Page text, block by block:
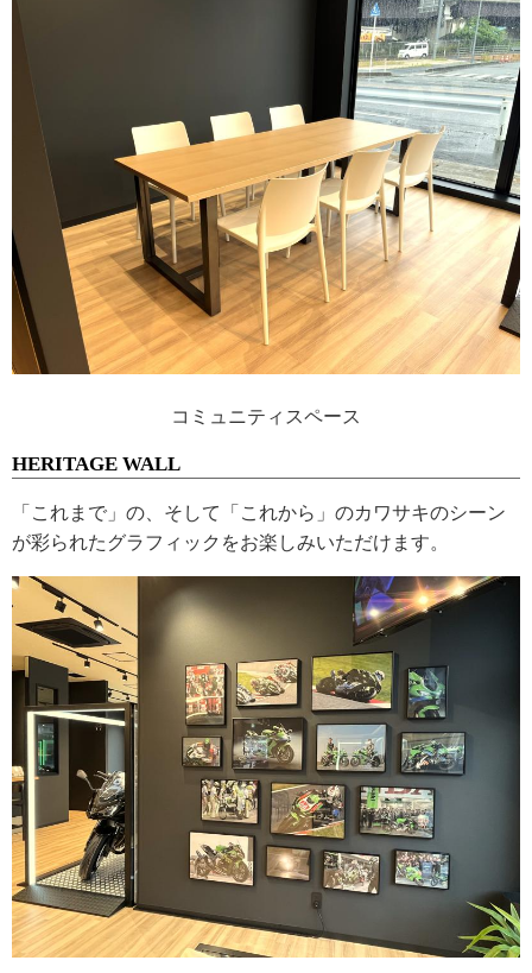
コミュニティスペース
HERITAGE WALL
「これまで」の、そして「これから」のカワサキのシーン
が彩られたグラフィックをお楽しみいただけます。